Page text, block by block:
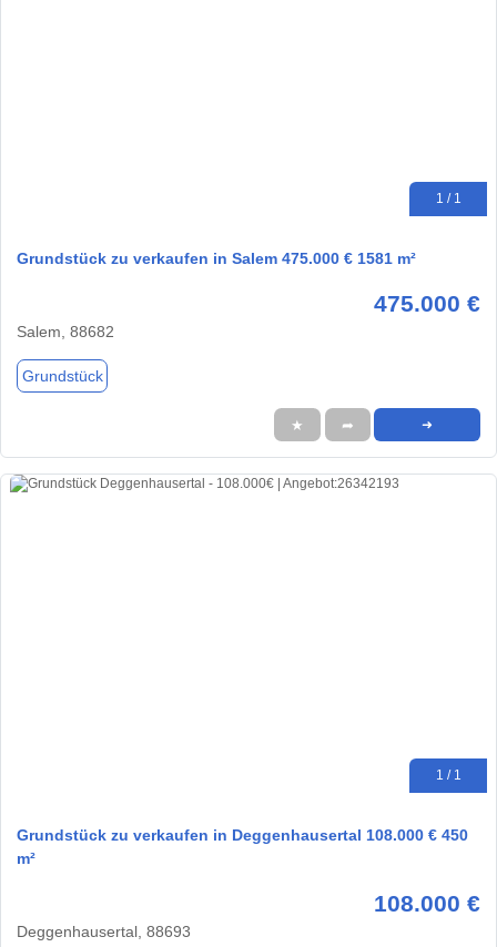
1 / 1
Grundstück zu verkaufen in Salem 475.000 € 1581 m²
475.000 €
Salem, 88682
Grundstück
★ ➦ ➜
1 / 1
Grundstück zu verkaufen in Deggenhausertal 108.000 € 450
m²
108.000 €
Deggenhausertal, 88693